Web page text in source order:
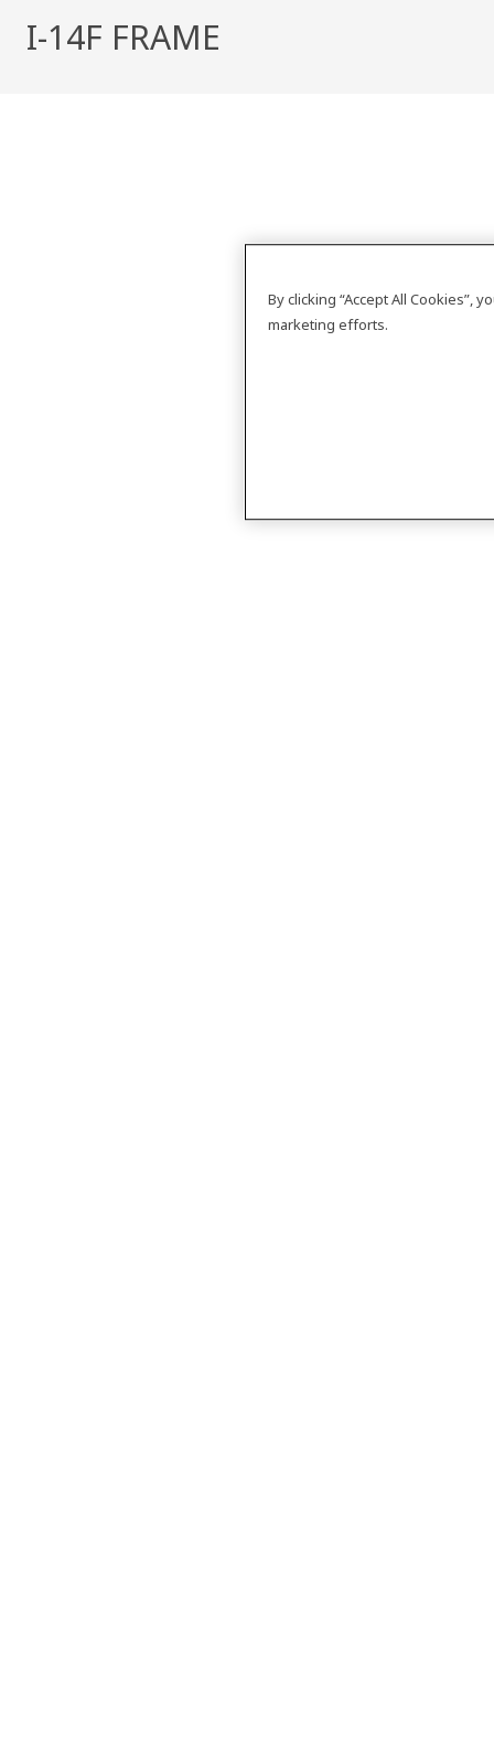
I-14F FRAME
By clicking “Accept All Cookies”,
marketing efforts.